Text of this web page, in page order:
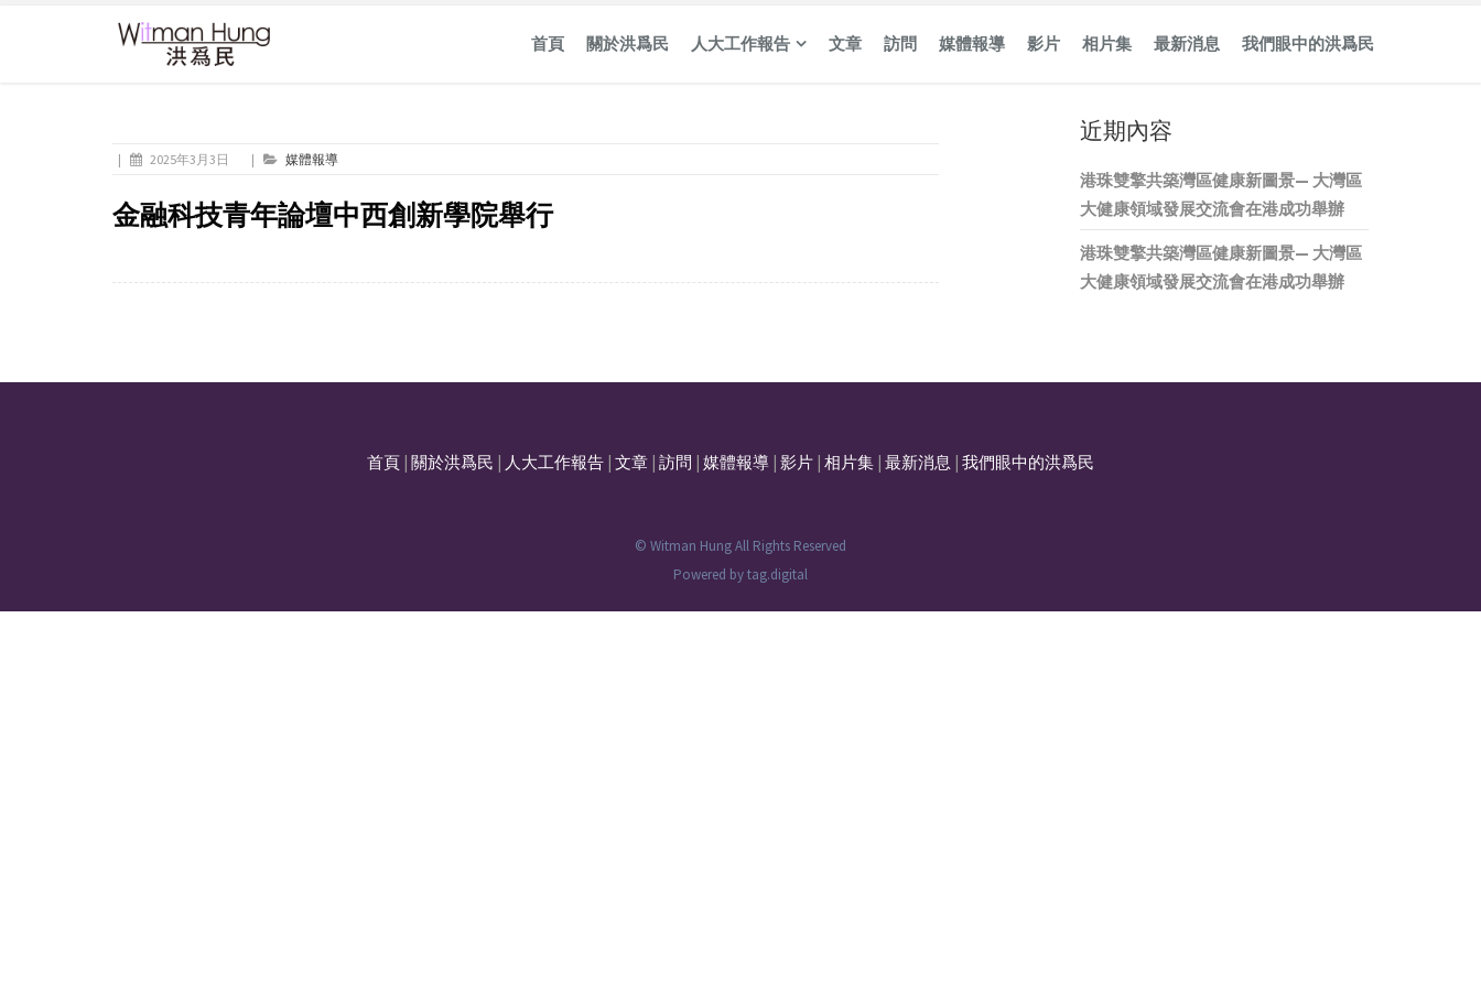
首頁 關於洪爲民 人大工作報告 文章 訪問 媒體報導 影片 相片集 最新消息 我們眼中的洪爲民
| 2025年3月3日 | 媒體報導
金融科技青年論壇中西創新學院舉行
近期內容
港珠雙擎共築灣區健康新圖景— 大灣區
大健康領域發展交流會在港成功舉辦
港珠雙擎共築灣區健康新圖景— 大灣區
大健康領域發展交流會在港成功舉辦
首頁 關於洪爲民 人大工作報告 文章 訪問 媒體報導 影片 相片集 最新消息 我們眼中的洪爲民
© Witman Hung All Rights Reserved
Powered bytag.digital